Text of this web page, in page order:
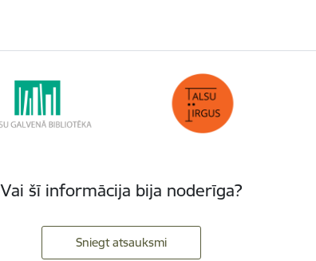
Vai šī informācija bija noderīga?
Sniegt atsauksmi